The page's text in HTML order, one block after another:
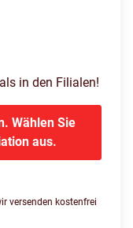
in den Filialen!
Wählen Sie
aus.
versenden kostenfrei